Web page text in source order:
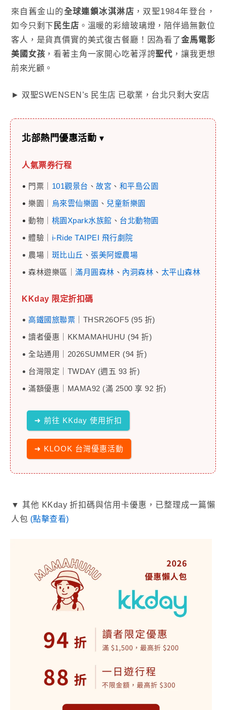
來自舊金山的全球連鎖冰淇淋店 ，双聖1984年登台，
如今只剩下 民生店 。溫暖的彩繪玻璃燈，陪伴過無數位
客人，是貨真價實的美式復古餐廳！因為看了金馬電影
美國女孩 ，看著主角一家開心吃著浮誇聖代 ，讓我更想
前來光顧。
► 双聖SWENSEN’s 民生店 已歇業，台北只剩大安店
北部熱門優惠活動 ▾
人氣票券行程
門票｜ 101觀景台 、 故宮 、 和平島公園
樂園｜
烏來雲仙樂園 、 兒童新樂園
動物｜ 桃園Xpark水族館 、 台北動物園
體驗｜ i-Ride TAIPEI 飛行劇院
農場｜ 斑比山丘 、 張美阿嬤農場
森林遊樂區｜ 滿月圓森林 、 內洞森林 、 太平山森林
KKday 限定折扣碼
高鐵國旅聯票 ｜THSR26OF5 (95 折)
讀者優惠｜KKMAMAHUHU (94 折)
全站通用｜2026SUMMER (94 折)
台灣限定｜TWDAY (週五 93 折)
滿額優惠｜MAMA92 (滿 2500 享 92 折)
➜ 前往 KKday 使用折扣
➜ KLOOK 台灣優惠活動
▼ 其他 KKday 折扣碼與信用卡優惠，已整理成一篇懶
人包 (點擊查看)